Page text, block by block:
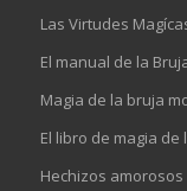
Las Virtudes
El manual de la
Magia de la bruja
El libro de magia
Hechizos